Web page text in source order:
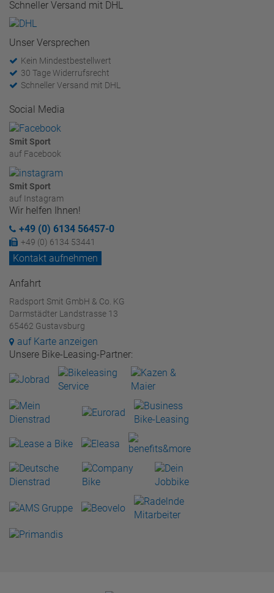
Schneller Versand mit DHL
Unser Versprechen
Kein Mindestbestellwert
30 Tage Widerrufsrecht
Schneller Versand mit DHL
Social Media
Smit Sport
auf Facebook
Smit Sport
auf Instagram
Wir helfen Ihnen!
+49 (0) 6134 56457-0
+49 (0) 6134 53441
Kontakt aufnehmen
Anfahrt
Radsport Smit GmbH & Co. KG
Darmstädter Landstrasse 13
65462 Gustavsburg
auf Karte anzeigen
Unsere Bike-Leasing-Partner: